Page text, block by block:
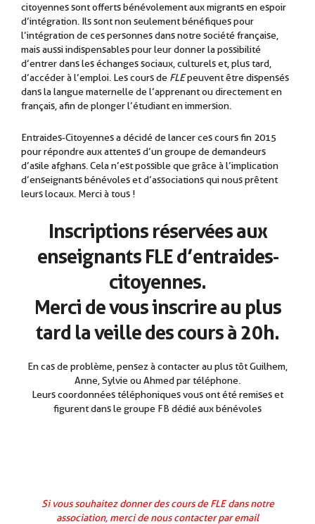
citoyennes sont offerts bénévolement aux migrants en espoir
d’intégration. Ils sont non seulement bénéfiques pour
l’intégration de ces personnes dans notre société française,
mais aussi indispensables pour leur donner la possibilité
d’entrer dans les échanges sociaux, culturels et, plus tard,
d’accéder à l’emploi. Les cours de FLEpeuvent être dispensés
dans la langue maternelle de l’apprenant ou directement en
français, afin de plonger l’étudiant en immersion.
Entraides-Citoyennes a décidé de lancer ces cours fin 2015
pour répondre aux attentes d’un groupe de demandeurs
d’asile afghans. Cela n’est possible que grâce à l’implication
d’enseignants bénévoles et d’associations qui nous prêtent
leurs locaux. Merci à tous !
Inscriptions réservées aux
enseignants FLE d’entraides-
citoyennes.
Merci de vous inscrire au plus
tard la veille des cours à 20h.
En cas de problème, pensez à contacter au plus tôt Guilhem,
Anne, Sylvie ou Ahmed par téléphone.
Leurs coordonnées téléphoniques vous ont été remises et
figurent dans le groupe FB dédié aux bénévoles
Si vous souhaitez donner des cours de FLE dans notre
association, merci de nous contacter par email